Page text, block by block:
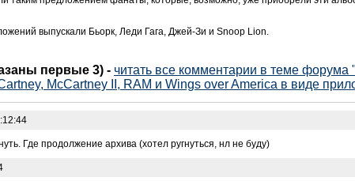
выпускали Бьорк, Леди Гага, Джей-Зи и Snoop Lion.
первые 3) - читать все комментарии в теме форума
McCartney II, RAM и Wings over America в виде
Где продолжение архива (хотел ругнуться, нл не буду)